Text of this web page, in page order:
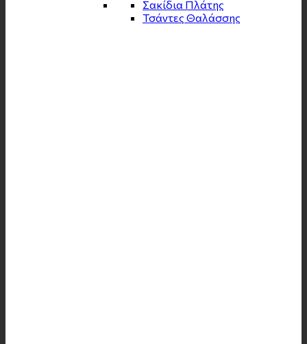
Σακίδια Πλάτης
Τσάντες Θαλάσσης